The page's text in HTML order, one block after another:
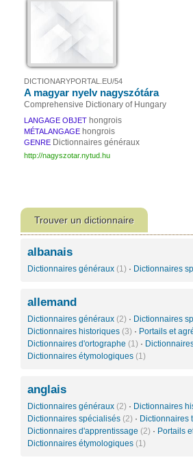
DICTIONARYPORTAL.EU/54
A magyar nyelv nagyszótára
Comprehensive Dictionary of Hungary
LANGAGE OBJET hongrois
MÉTALANGAGE hongrois
GENRE Dictionnaires généraux
http://nagyszotar.nytud.hu
Trouver un dictionnaire
albanais
Dictionnaires généraux (1) · Dictionnaires
allemand
Dictionnaires généraux (2) · Dictionnaires
Dictionnaires historiques (3) · Portails et
Dictionnaires d'ortographe (1) ·
Dictionnaires étymologiques (1)
anglais
Dictionnaires généraux (2) · Dictionnaires
Dictionnaires spécialisés (2) · Dictionnaires
Dictionnaires d'apprentissage (2) · Portails
Dictionnaires étymologiques (1)